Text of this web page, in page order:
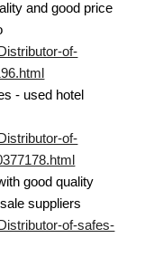
and good price
of-
- used hotel
of-
good quality
suppliers
of-safes-